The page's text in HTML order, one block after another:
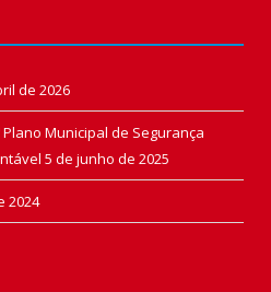
de 2026
Municipal de Segurança
5 de junho de 2025
2024